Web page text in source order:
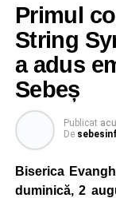
Primul
String
a adus
Sebeș
Publicat
De
Biserica
duminică, 2